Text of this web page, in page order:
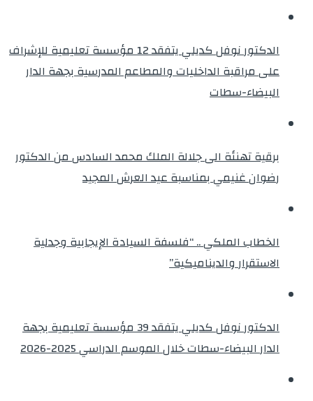
الدكتور نوفل كديلي يتفقد 12 مؤسسة تعليمية للإشراف
على مراقبة الداخليات والمطاعم المدرسية بجهة الدار
البيضاء-سطات
برقية تهنئة الى جلالة الملك محمد السادس من الدكتور
رضوان غنيمي بمناسبة عيد العرش المجيد
الخطاب الملكي .. “فلسفة السيادة الإيجابية وجدلية
الاستقرار والديناميكية”
الدكتور نوفل كديلي يتفقد 39 مؤسسة تعليمية بجهة
الدار البيضاء-سطات خلال الموسم الدراسي 2025-2026